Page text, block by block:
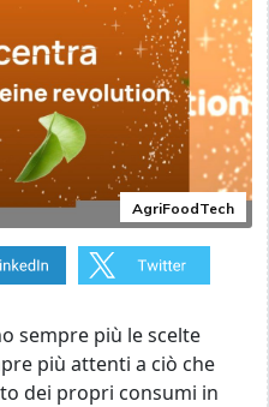
AgriFoodTech
sempre più le scelte
più attenti a ciò che
dei propri consumi in